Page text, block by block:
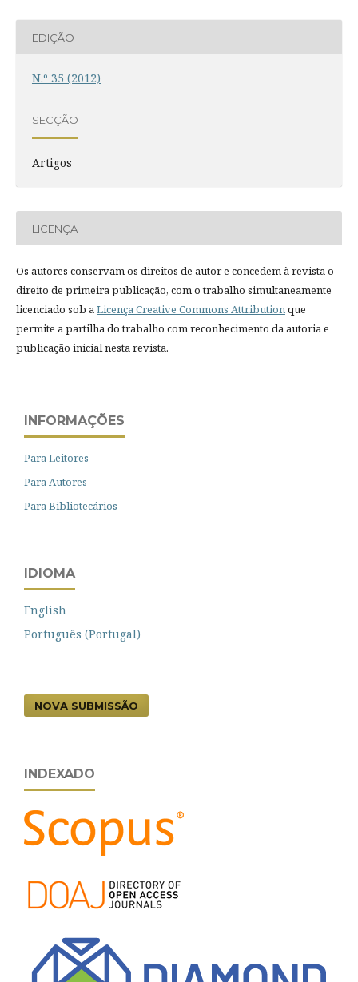
EDIÇÃO
N.º 35 (2012)
SECÇÃO
Artigos
LICENÇA
Os autores conservam os direitos de autor e concedem à revista o
direito de primeira publicação, com o trabalho simultaneamente
licenciado sob aLicença Creative Commons Attributionque
permite a partilha do trabalho com reconhecimento da autoria e
publicação inicial nesta revista.
INFORMAÇÕES
Para Leitores
Para Autores
Para Bibliotecários
IDIOMA
English
Português (Portugal)
NOVA SUBMISSÃO
INDEXADO